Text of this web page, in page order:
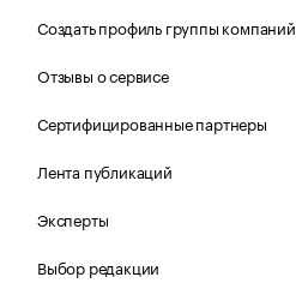
Создать профиль группы компаний
Отзывы о сервисе
Сертифицированные партнеры
Лента публикаций
Эксперты
Выбор редакции